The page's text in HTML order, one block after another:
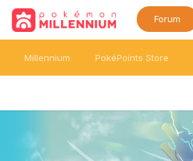
Forum
Millennium PokéPoints Store